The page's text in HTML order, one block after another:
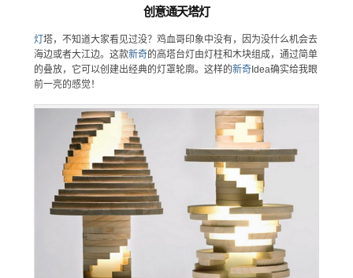
创意通天塔灯
灯 塔，不知道大家看见过没？鸡血哥印象中没有，因为没什么机会去
海边或者大江边。这款新奇的高塔台灯由灯柱和木块组成，通过简单
的叠放，它可以创建出经典的灯罩轮廓。这样的新奇Idea确实给我眼
前一亮的感觉！